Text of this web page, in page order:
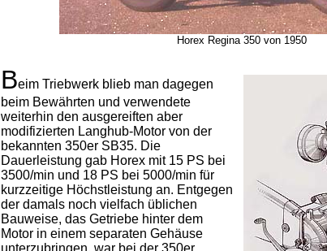
Horex Regina 350 von 1950
Beim Triebwerk blieb man dagegen
beim Bewährten und verwendete
weiterhin den ausgereiften aber
modifizierten Langhub-Motor von der
bekannten 350er SB35. Die
Dauerleistung gab Horex mit 15 PS bei
3500/min und 18 PS bei 5000/min für
kurzzeitige Höchstleistung an. Entgegen
der damals noch vielfach üblichen
Bauweise, das Getriebe hinter dem
Motor in einem separaten Gehäuse
unterzubringen, war bei der 350er